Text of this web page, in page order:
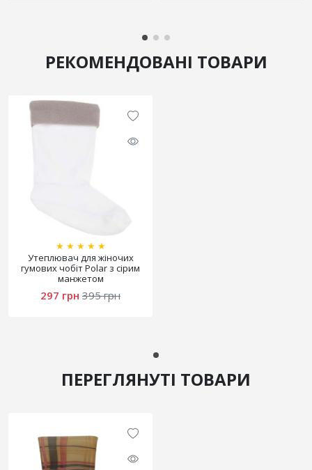
РЕКОМЕНДОВАНІ ТОВАРИ
★ ★ ★ ★ ★
Утеплювач для жіночих
гумових чобіт Polar з сірим
манжетом
297 грн 395 грн
ПЕРЕГЛЯНУТІ ТОВАРИ